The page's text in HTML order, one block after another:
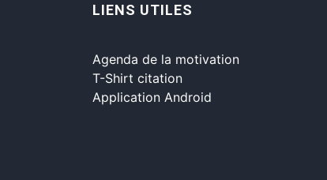
LIENS UTILES
Agenda de la motivation
T-Shirt citation
Application Android